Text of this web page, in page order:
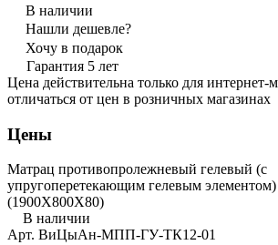
В наличии
Нашли дешевле?
Хочу в подарок
Гарантия 5 лет
Цена действительна только для интернет-
отличаться от цен в розничных магазинах
Цены
Матрац противопролежневый гелевый (с
упругоперетекающим гелевым
(1900Х800Х80)
В наличии
Арт. ВиЦыАн-МПП-ГУ-ТК12-01